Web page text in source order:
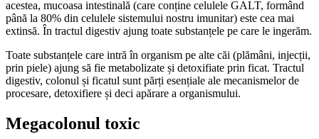
acestea, mucoasa intestinală (care conține celulele GALT, formând
până la 80% din celulele sistemului nostru imunitar) este cea mai
extinsă. În tractul digestiv ajung toate substanțele pe care le ingerăm.
Toate substanțele care intră în organism pe alte căi (plămâni, injecții,
prin piele) ajung să fie metabolizate și detoxifiate prin ficat. Tractul
digestiv, colonul și ficatul sunt părți esențiale ale mecanismelor de
procesare, detoxifiere și deci apărare a organismului.
Megacolonul toxic